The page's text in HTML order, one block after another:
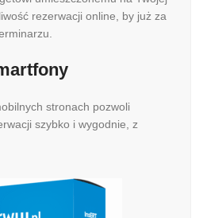
rezerwacji online, by już za
stronach pozwoli
szybko i wygodnie, z